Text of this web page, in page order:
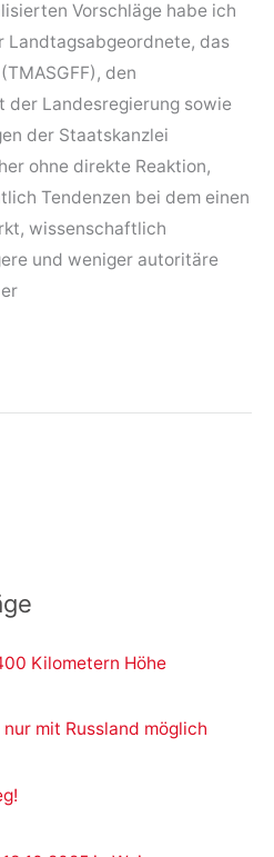
Vorschläge habe ich
Landtagsabgeordnete, das
den
Landesregierung sowie
der Staatskanzlei
ohne direkte Reaktion,
Tendenzen bei dem einen
wissenschaftlich
und weniger autoritäre
Kilometern Höhe
mit Russland möglich